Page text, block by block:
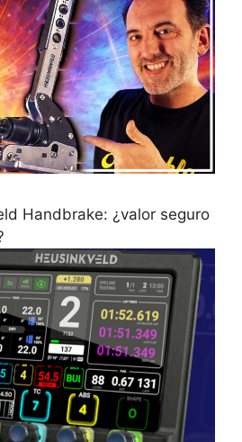
Handbrake: ¿valor seguro